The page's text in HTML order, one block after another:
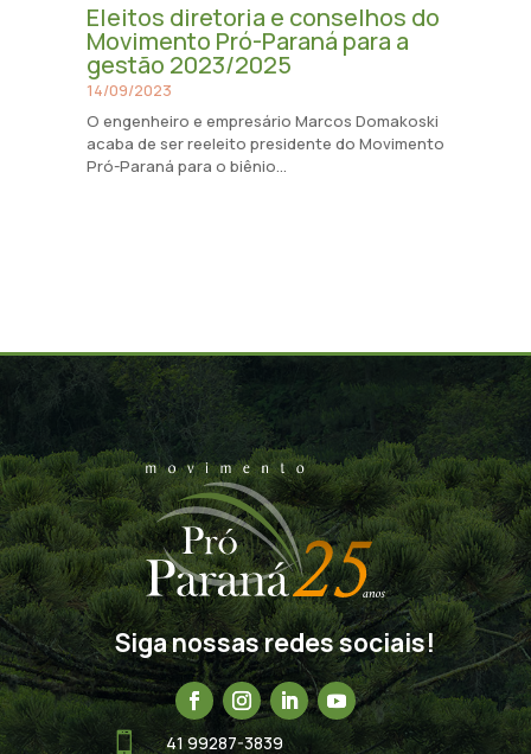
Eleitos diretoria e conselhos do
Movimento Pró-Paraná para a
gestão 2023/2025
14/09/2023
O engenheiro e empresário Marcos Domakoski
acaba de ser reeleito presidente do Movimento
Pró-Paraná para o biênio...
Siga nossas redes sociais!
 41 99287-3839